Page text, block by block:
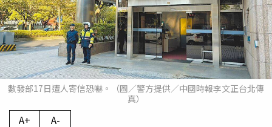
數發部17日遭人寄信恐嚇。（圖／警方提供／中國時報李文正台北傳
真）
A+ A-